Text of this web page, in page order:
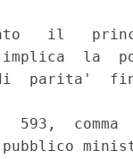
il
implica  la
parita'
593,  comma